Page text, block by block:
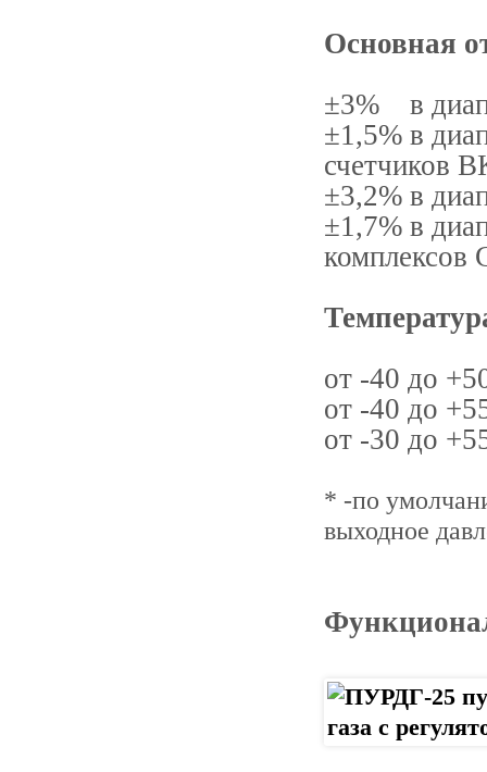
Основная
±3% в
±1,5% в
счетчиков
±3,2% в
±1,7% в
от -40 до
от -40 до
от -30 до
* -по
выходное